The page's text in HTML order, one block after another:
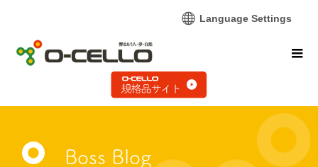
Boss Blog
Language Settings